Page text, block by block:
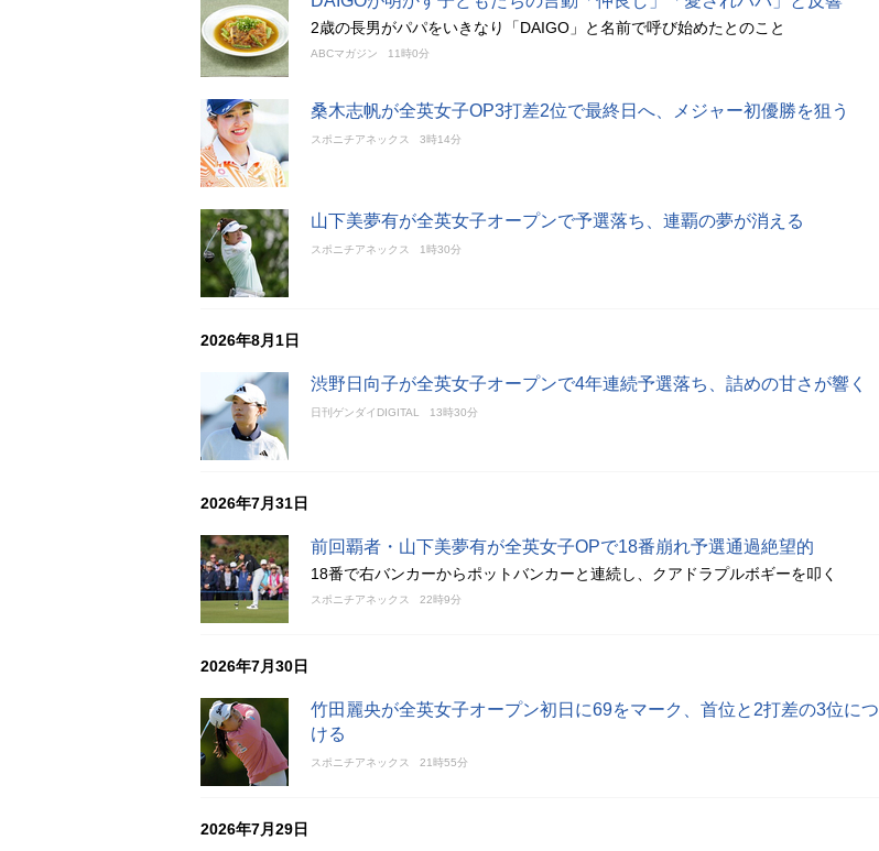
2歳の長男がパパをいきなり「DAIGO」と名前で呼び始めたとのこと
ABCマガジン 11時0分
桑木志帆が全英女子OP3打差2位で最終日へ、メジャー初優勝を狙う
スポニチアネックス 3時14分
山下美夢有が全英女子オープンで予選落ち、連覇の夢が消える
スポニチアネックス 1時30分
2026年8月1日
渋野日向子が全英女子オープンで4年連続予選落ち、詰めの甘さが響く
日刊ゲンダイDIGITAL 13時30分
2026年7月31日
前回覇者・山下美夢有が全英女子OPで18番崩れ予選通過絶望的
18番で右バンカーからポットバンカーと連続し、クアドラプルボギーを叩く
スポニチアネックス 22時9分
2026年7月30日
竹田麗央が全英女子オープン初日に69をマーク、首位と2打差の3位につ
ける
スポニチアネックス 21時55分
2026年7月29日